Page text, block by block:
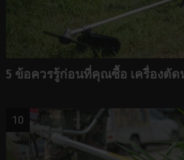
5 ข้อควรรู้ก่อนที่คุณซื้อ เครื่องตั